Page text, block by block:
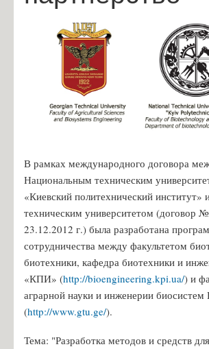
Гордость кафедры
Научная работа
Лауреаты грантов
диссертации
Студент
Индивидуальные планы магистров
Преддипломная практика
Абитуриент
10 преимуществ обучения на кафедре
В рамках международного договора
Национальным техническим
«Киевский политехнический институт»
техническим университетом (договор
23.12.2012 г.) была разработана
сотрудничества между факультетом
биотехники, кафедра биотехники и
«КПИ» (http://bioengineering.kpi.ua/) и
аграрной науки и инженерии
(http://www.gtu.ge/).
Тема: "Разработка методов и средств